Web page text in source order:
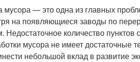
мусора — это одна из главных
на появляющиеся заводы по
Недостаточное количество
мусора не имеет достаточные
небольшой вклад в развитие